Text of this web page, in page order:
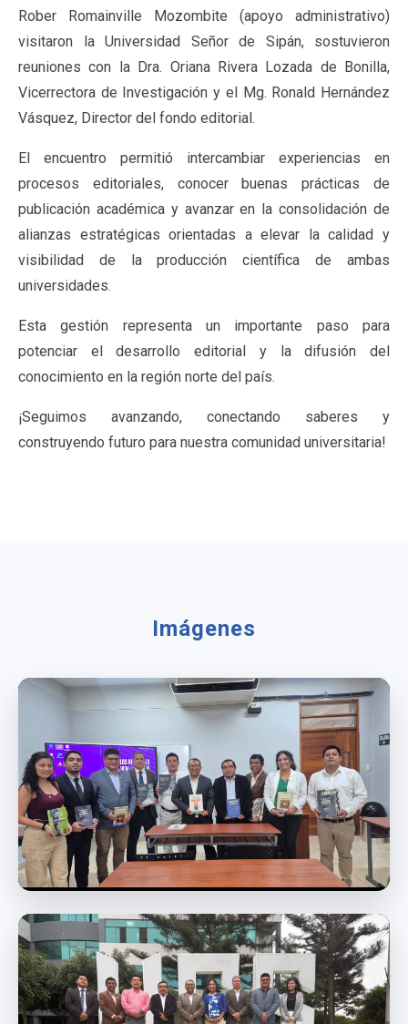
Rober Romainville Mozombite (apoyo administrativo)
visitaron la Universidad Señor de Sipán, sostuvieron
reuniones con la Dra. Oriana Rivera Lozada de Bonilla,
Vicerrectora de Investigación y el Mg. Ronald Hernández
Vásquez, Director del fondo editorial.
El encuentro permitió intercambiar experiencias en
procesos editoriales, conocer buenas prácticas de
publicación académica y avanzar en la consolidación de
alianzas estratégicas orientadas a elevar la calidad y
visibilidad de la producción científica de ambas
universidades.
Esta gestión representa un importante paso para
potenciar el desarrollo editorial y la difusión del
conocimiento en la región norte del país.
¡Seguimos avanzando, conectando saberes y
construyendo futuro para nuestra comunidad universitaria!
Imágenes